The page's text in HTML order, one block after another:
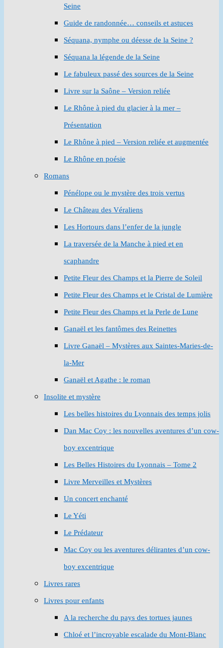
Seine
Guide de randonnée… conseils et astuces
Séquana, nymphe ou déesse de la Seine ?
Séquana la légende de la Seine
Le fabuleux passé des sources de la Seine
Livre sur la Saône – Version reliée
Le Rhône à pied du glacier à la mer –
Présentation
Le Rhône à pied – Version reliée et augmentée
Le Rhône en poésie
Romans
Pénélope ou le mystère des trois vertus
Le Château des Véraliens
Les Hortours dans l’enfer de la jungle
La traversée de la Manche à pied et en
scaphandre
Petite Fleur des Champs et la Pierre de Soleil
Petite Fleur des Champs et le Cristal de Lumière
Petite Fleur des Champs et la Perle de Lune
Ganaël et les fantômes des Reinettes
Livre Ganaël – Mystères aux Saintes-Maries-de-
la-Mer
Ganaël et Agathe : le roman
Insolite et mystère
Les belles histoires du Lyonnais des temps jolis
Dan Mac Coy : les nouvelles aventures d’un cow-
boy excentrique
Les Belles Histoires du Lyonnais – Tome 2
Livre Merveilles et Mystères
Un concert enchanté
Le Yéti
Le Prédateur
Mac Coy ou les aventures délirantes d’un cow-
boy excentrique
Livres rares
Livres pour enfants
A la recherche du pays des tortues jaunes
Chloé et l’incroyable escalade du Mont-Blanc